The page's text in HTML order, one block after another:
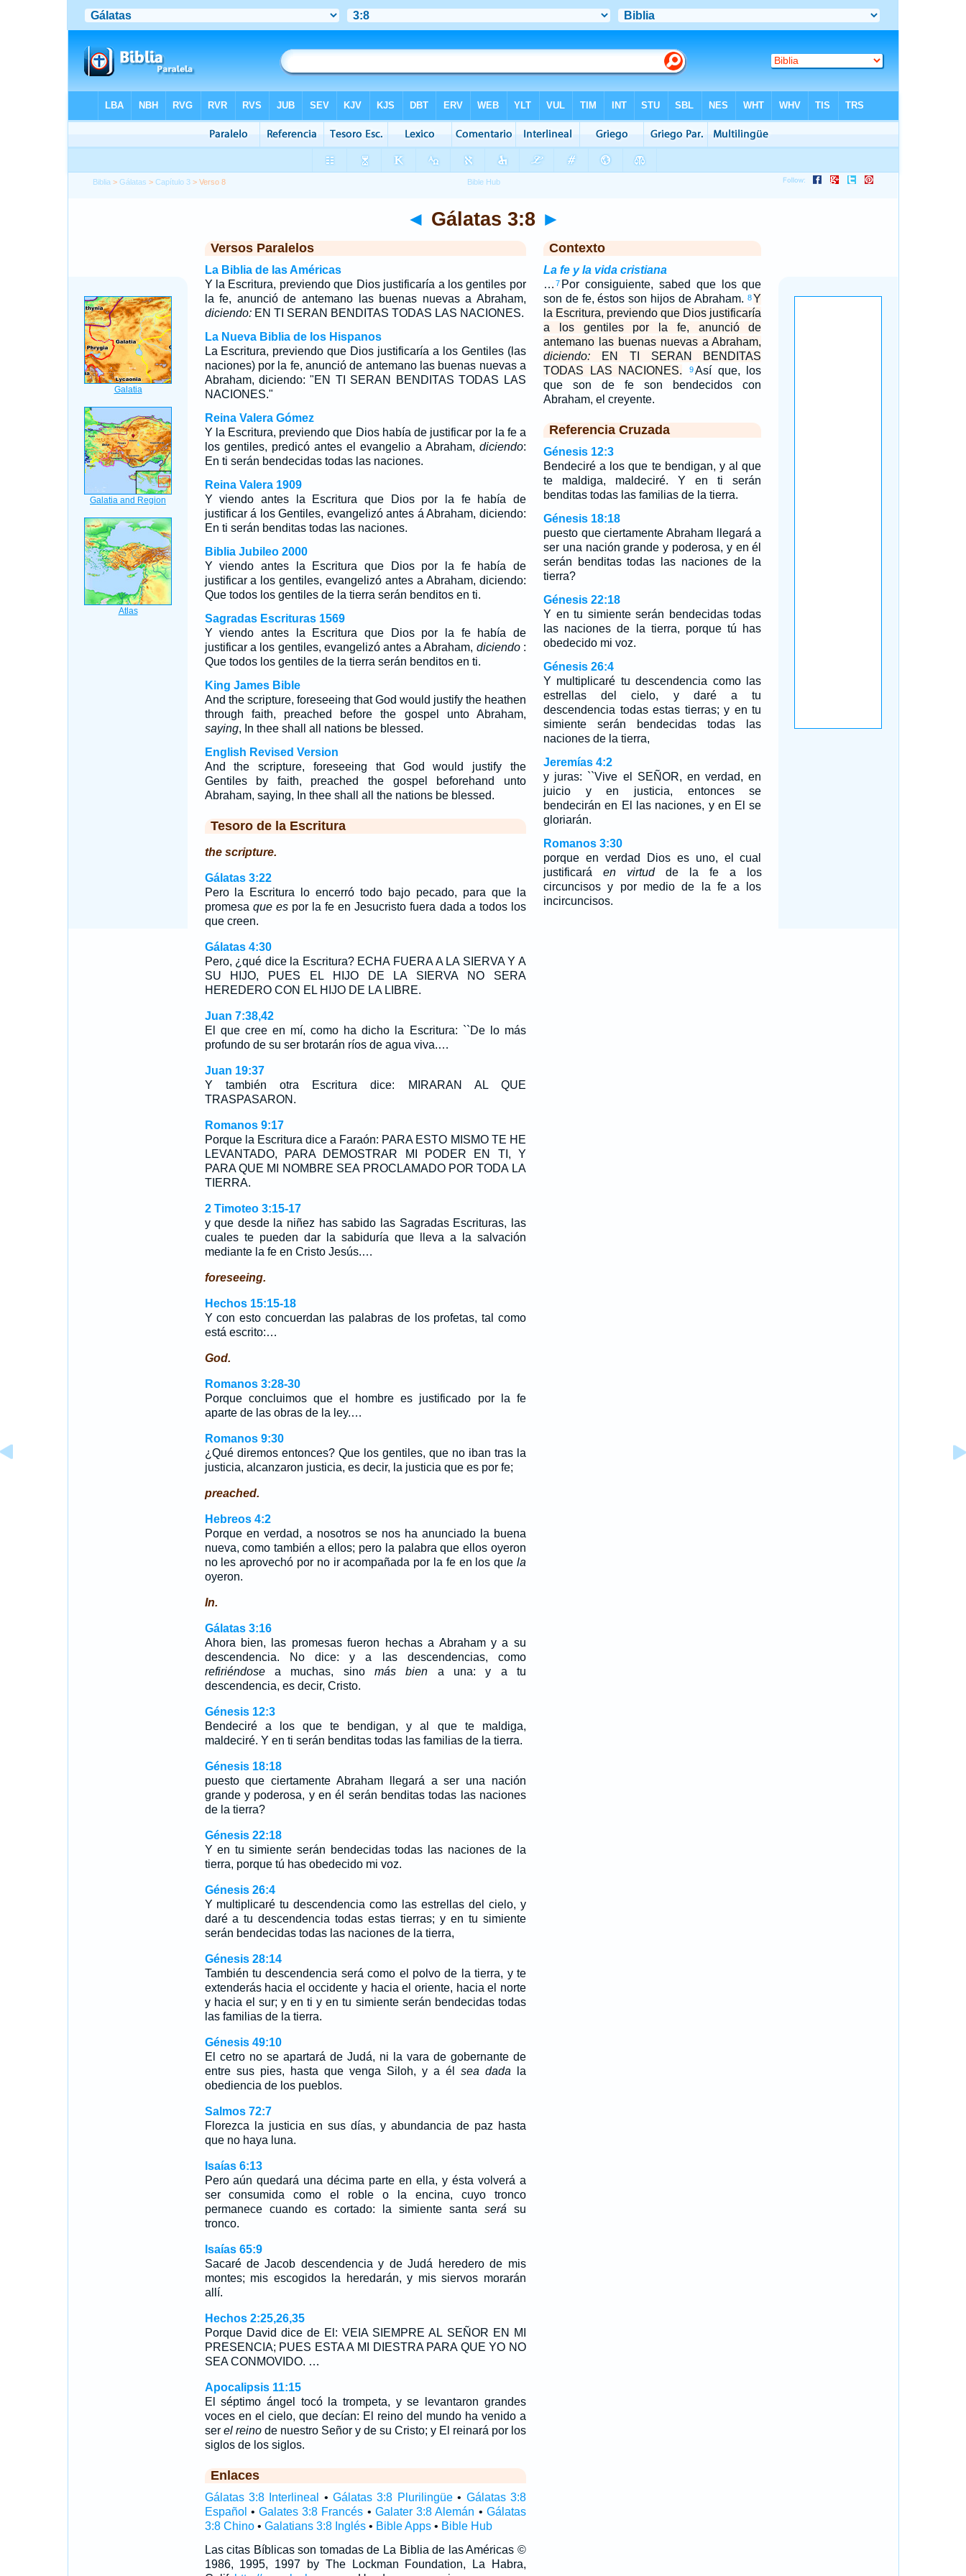
Biblia >Gálatas >Capítulo 3 > Verso 8
◄ Gálatas 3:8 ►
Versos Paralelos
La Biblia de las Américas
Y la Escritura, previendo que Dios justificaría a los gentiles por
la fe, anunció de antemano las buenas nuevas a Abraham,
diciendo:EN TI SERAN BENDITAS TODAS LAS NACIONES.
La Nueva Biblia de los Hispanos
La Escritura, previendo que Dios justificaría a los Gentiles (las
naciones) por la fe, anunció de antemano las buenas nuevas a
Abraham, diciendo: "EN TI SERAN BENDITAS TODAS LAS
NACIONES."
Reina Valera Gómez
Y la Escritura, previendo que Dios había de justificar por la fe a
los gentiles, predicó antes el evangelio a Abraham, diciendo:
En ti serán bendecidas todas las naciones.
Reina Valera 1909
Y viendo antes la Escritura que Dios por la fe había de
justificar á los Gentiles, evangelizó antes á Abraham, diciendo:
En ti serán benditas todas las naciones.
Biblia Jubileo 2000
Y viendo antes la Escritura que Dios por la fe había de
justificar a los gentiles, evangelizó antes a Abraham, diciendo:
Que todos los gentiles de la tierra serán benditos en ti.
Sagradas Escrituras 1569
Y viendo antes la Escritura que Dios por la fe había de
justificar a los gentiles, evangelizó antes a Abraham, diciendo:
Que todos los gentiles de la tierra serán benditos en ti.
King James Bible
And the scripture, foreseeing that God would justify the heathen
through faith, preached before the gospel unto Abraham,
saying, In thee shall all nations be blessed.
English Revised Version
And the scripture, foreseeing that God would justify the
Gentiles by faith, preached the gospel beforehand unto
Abraham, saying, In thee shall all the nations be blessed.
Tesoro de la Escritura
the scripture.
Gálatas 3:22
Pero la Escritura lo encerró todo bajo pecado, para que la
promesa que espor la fe en Jesucristo fuera dada a todos los
que creen.
Gálatas 4:30
Pero, ¿qué dice la Escritura? ECHA FUERA A LA SIERVA Y A
SU HIJO, PUES EL HIJO DE LA SIERVA NO SERA
HEREDERO CON EL HIJO DE LA LIBRE.
Juan 7:38,42
El que cree en mí, como ha dicho la Escritura: ``De lo más
profundo de su ser brotarán ríos de agua viva.…
Juan 19:37
Y también otra Escritura dice: MIRARAN AL QUE
TRASPASARON.
Romanos 9:17
Porque la Escritura dice a Faraón: PARA ESTO MISMO TE HE
LEVANTADO, PARA DEMOSTRAR MI PODER EN TI, Y
PARA QUE MI NOMBRE SEA PROCLAMADO POR TODA LA
TIERRA.
2 Timoteo 3:15-17
y que desde la niñez has sabido las Sagradas Escrituras, las
cuales te pueden dar la sabiduría que lleva a la salvación
mediante la fe en Cristo Jesús.…
foreseeing.
Hechos 15:15-18
Y con esto concuerdan las palabras de los profetas, tal como
está escrito:…
God.
Romanos 3:28-30
Porque concluimos que el hombre es justificado por la fe
aparte de las obras de la ley.…
Romanos 9:30
¿Qué diremos entonces? Que los gentiles, que no iban tras la
justicia, alcanzaron justicia, es decir, la justicia que es por fe;
preached.
Hebreos 4:2
Porque en verdad, a nosotros se nos ha anunciado la buena
nueva, como también a ellos; pero la palabra que ellos oyeron
no les aprovechó por no ir acompañada por la fe en los que la
oyeron.
In.
Gálatas 3:16
Ahora bien, las promesas fueron hechas a Abraham y a su
descendencia. No dice: y a las descendencias, como
refiriéndosea muchas, sino más bien a una: y a tu
descendencia, es decir, Cristo.
Génesis 12:3
Bendeciré a los que te bendigan, y al que te maldiga,
maldeciré. Y en ti serán benditas todas las familias de la tierra.
Génesis 18:18
puesto que ciertamente Abraham llegará a ser una nación
grande y poderosa, y en él serán benditas todas las naciones
de la tierra?
Génesis 22:18
Y en tu simiente serán bendecidas todas las naciones de la
tierra, porque tú has obedecido mi voz.
Génesis 26:4
Y multiplicaré tu descendencia como las estrellas del cielo, y
daré a tu descendencia todas estas tierras; y en tu simiente
serán bendecidas todas las naciones de la tierra,
Génesis 28:14
También tu descendencia será como el polvo de la tierra, y te
extenderás hacia el occidente y hacia el oriente, hacia el norte
y hacia el sur; y en ti y en tu simiente serán bendecidas todas
las familias de la tierra.
Génesis 49:10
El cetro no se apartará de Judá, ni la vara de gobernante de
entre sus pies, hasta que venga Siloh, y a él sea dada la
obediencia de los pueblos.
Salmos 72:7
Florezca la justicia en sus días, y abundancia de paz hasta
que no haya luna.
Isaías 6:13
Pero aún quedará una décima parte en ella, y ésta volverá a
ser consumida como el roble o la encina, cuyo tronco
permanece cuando es cortado: la simiente santa será su
tronco.
Isaías 65:9
Sacaré de Jacob descendencia y de Judá heredero de mis
montes; mis escogidos la heredarán, y mis siervos morarán
allí.
Hechos 2:25,26,35
Porque David dice de El: VEIA SIEMPRE AL SEÑOR EN MI
PRESENCIA; PUES ESTA A MI DIESTRA PARA QUE YO NO
SEA CONMOVIDO. …
Apocalipsis 11:15
El séptimo ángel tocó la trompeta, y se levantaron grandes
voces en el cielo, que decían: El reino del mundo ha venido a
ser el reinode nuestro Señor y de su Cristo; y El reinará por los
siglos de los siglos.
Enlaces
Gálatas 3:8 Interlineal •Gálatas 3:8 Plurilingüe• Gálatas 3:8
Español • Galates 3:8 Francés • Galater 3:8 Alemán • Gálatas
3:8 Chino• Galatians 3:8 Inglés• Bible Apps• Bible Hub
Las citas Bíblicas son tomadas de La Biblia de las Américas ©
1986, 1995, 1997 by The Lockman Foundation, La Habra,
Contexto
La fe y la vida cristiana
… 7 Por consiguiente, sabed que los que
son de fe, éstos son hijos de Abraham. 8 Y
la Escritura, previendo que Dios justificaría
a los gentiles por la fe, anunció de
antemano las buenas nuevas a Abraham,
diciendo:EN TI SERAN BENDITAS
TODAS LAS NACIONES.
9Así que, los
que son de fe son bendecidos con
Abraham, el creyente.
Referencia Cruzada
Génesis 12:3
Bendeciré a los que te bendigan, y al que
te maldiga, maldeciré. Y en ti serán
benditas todas las familias de la tierra.
Génesis 18:18
puesto que ciertamente Abraham llegará a
ser una nación grande y poderosa, y en él
serán benditas todas las naciones de la
tierra?
Génesis 22:18
Y en tu simiente serán bendecidas todas
las naciones de la tierra, porque tú has
obedecido mi voz.
Génesis 26:4
Y multiplicaré tu descendencia como las
estrellas del cielo, y daré a tu
descendencia todas estas tierras; y en tu
simiente serán bendecidas todas las
naciones de la tierra,
Jeremías 4:2
y juras: ``Vive el SEÑOR, en verdad, en
juicio y en justicia, entonces se
bendecirán en El las naciones, y en El se
gloriarán.
Romanos 3:30
porque en verdad Dios es uno, el cual
justificará en virtudde la fe a los
circuncisos y por medio de la fe a los
incircuncisos.